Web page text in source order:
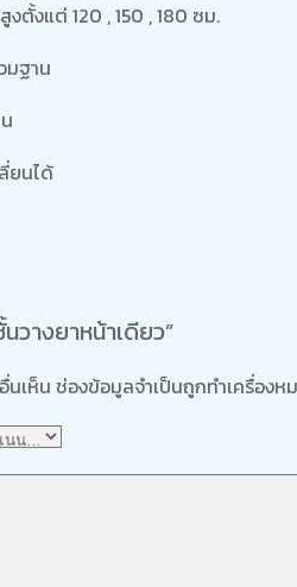
ตั้งแต่ 120 , 150 , 180 ซม.
มฐาน
ยนได้
วางยาหน้าเดียว”
นเห็น ช่องข้อมูลจำเป็นถูกทำเครื่องห